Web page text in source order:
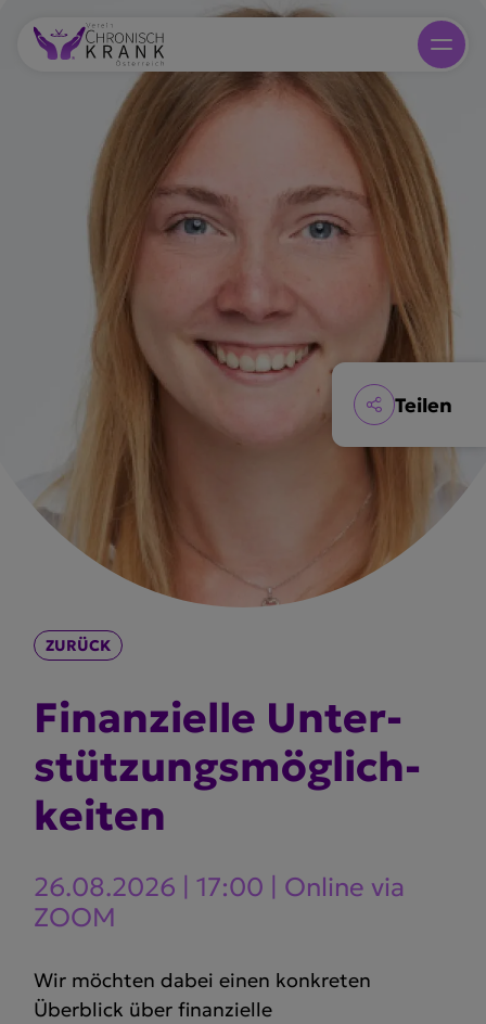
ZURÜCK
Finan­zielle Unter­
stüt­zungs­mög­lich­
keiten
26.08.2026 | 17:00 | Online via
ZOOM
Wir möchten dabei einen konkreten
Überblick über finanzielle
Teilen